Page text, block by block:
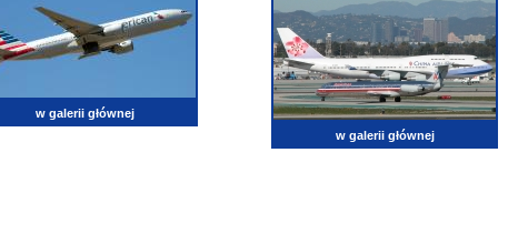
w galerii głównej
w galerii głównej